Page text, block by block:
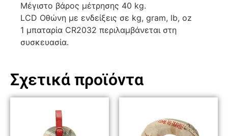
Μέγιστο βάρος μέτρησης 40 kg.
LCD Οθώνη με ενδείξεις σε kg, gram, lb, oz
1 μπαταρία CR2032 περιλαμβάνεται στη
συσκευασία.
Σχετικά προϊόντα